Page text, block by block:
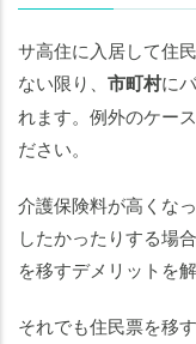
サ高住に入居して住
ない限り、 市町村に
れます。例外のケー
ださい。
介護保険料が高くな
したかったりする場
を移すデメリットを
それでも住民票を移